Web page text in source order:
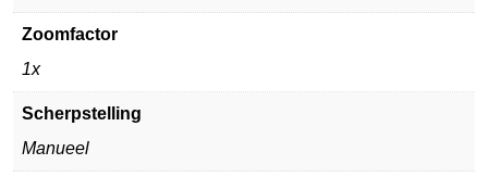
Zoomfactor
1x
Scherpstelling
Manueel